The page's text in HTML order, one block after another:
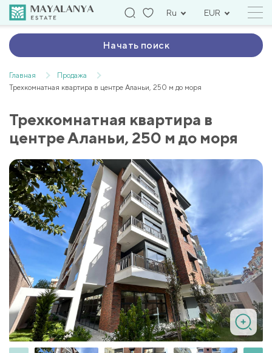
Ru EUR
Начать поиск
Главная
Продажа
Трехкомнатная квартира в центре Аланьи, 250 м до моря
Трехкомнатная квартира в
центре Аланьи, 250 м до моря